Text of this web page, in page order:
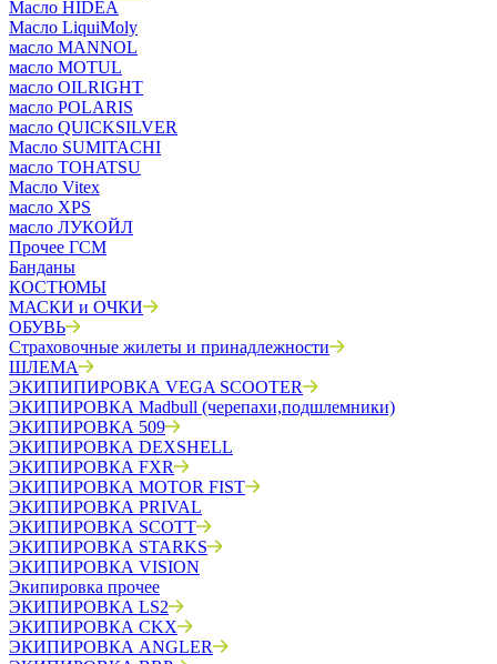
Масло HIDEA
Масло LiquiMoly
масло MANNOL
масло MOTUL
масло OILRIGHT
масло POLARIS
масло QUICKSILVER
Масло SUMITACHI
масло TOHATSU
Масло Vitex
масло XPS
масло ЛУКОЙЛ
Прочее ГСМ
Банданы
КОСТЮМЫ
МАСКИ и ОЧКИ
ОБУВЬ
Страховочные жилеты и принадлежности
ШЛЕМА
ЭКИПИПИРОВКА VEGA SCOOTER
ЭКИПИРОВКА Madbull (черепахи,подшлемники)
ЭКИПИРОВКА 509
ЭКИПИРОВКА DEXSHELL
ЭКИПИРОВКА FXR
ЭКИПИРОВКА MOTOR FIST
ЭКИПИРОВКА PRIVAL
ЭКИПИРОВКА SCOTT
ЭКИПИРОВКА STARKS
ЭКИПИРОВКА VISION
Экипировка прочее
ЭКИПИРОВКА LS2
ЭКИПИРОВКА CKX
ЭКИПИРОВКА ANGLER